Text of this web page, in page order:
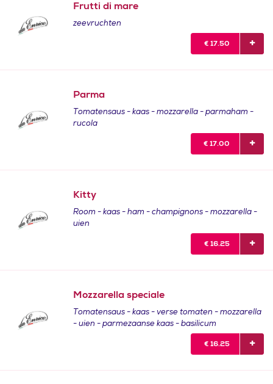
Frutti di mare
zeevruchten
€ 17.50
Parma
Tomatensaus - kaas - mozzarella - parmaham -
rucola
€ 17.00
Kitty
Room - kaas - ham - champignons - mozzarella -
uien
€ 16.25
Mozzarella speciale
Tomatensaus - kaas - verse tomaten - mozzarella
- uien - parmezaanse kaas - basilicum
€ 16.25